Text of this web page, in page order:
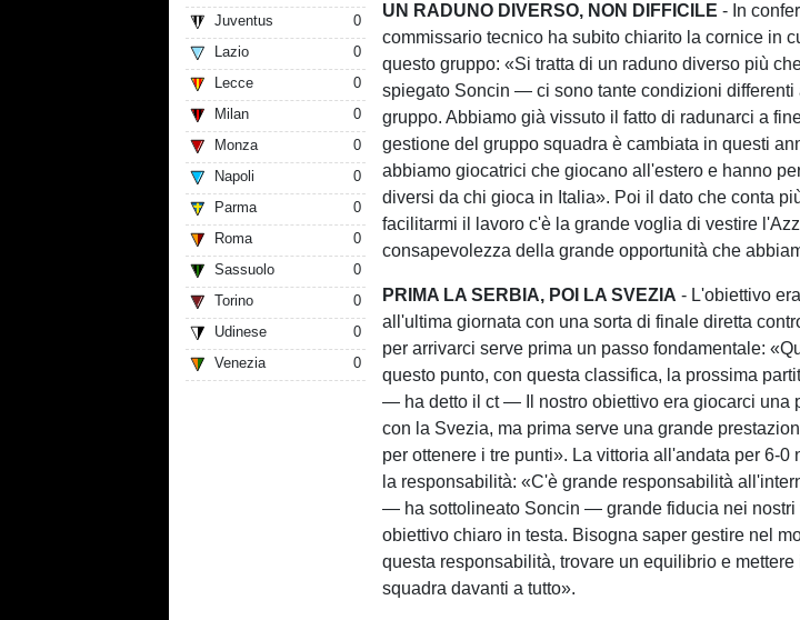
Juventus
0
Lazio
0
Lecce
0
Milan
0
Monza
0
Napoli
0
Parma
0
Roma
0
Sassuolo
0
Torino
0
Udinese
0
Venezia
0
UN RADUNO DIVERSO, NON DIFFICILE - In
commissario tecnico ha subito chiarito la cornice in
questo gruppo: «Si tratta di un raduno diverso più
spiegato Soncin — ci sono tante condizioni differenti
gruppo. Abbiamo già vissuto il fatto di radunarci a
gestione del gruppo squadra è cambiata in questi
abbiamo giocatrici che giocano all'estero e hanno
diversi da chi gioca in Italia». Poi il dato che conta
facilitarmi il lavoro c'è la grande voglia di vestire
consapevolezza della grande opportunità che
PRIMA LA SERBIA, POI LA SVEZIA - L'obiettivo
all'ultima giornata con una sorta di finale diretta
per arrivarci serve prima un passo fondamentale:
questo punto, con questa classifica, la prossima
— ha detto il ct — Il nostro obiettivo era giocarci una
con la Svezia, ma prima serve una grande
per ottenere i tre punti». La vittoria all'andata per 6-0
la responsabilità: «C'è grande responsabilità
— ha sottolineato Soncin — grande fiducia nei nostri
obiettivo chiaro in testa. Bisogna saper gestire nel
questa responsabilità, trovare un equilibrio e
squadra davanti a tutto».